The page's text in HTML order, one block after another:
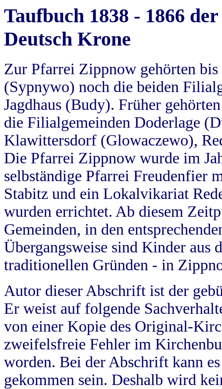
Taufbuch 1838 - 1866
Deutsch Krone
Zur Pfarrei Zippnow gehörten
(Sypnywo) noch die beiden
Jagdhaus (Budy). Früher
die Filialgemeinden Doderlage
Klawittersdorf (Glowaczewo),
Die Pfarrei Zippnow wurde im
selbständige Pfarrei Freudenfier
Stabitz und ein Lokalvikariat
wurden errichtet. Ab diesem
Gemeinden, in den
Übergangsweise sind Kinder aus
traditionellen Gründen - in
Autor dieser Abschrift ist der
Er weist auf folgende
von einer Kopie des Original-
zweifelsfreie Fehler im
worden. Bei der Abschrift kann
gekommen sein. Deshalb wird